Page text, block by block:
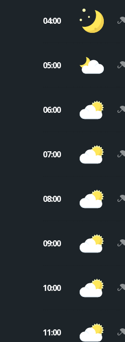
04:00
05:00
06:00
07:00
08:00
09:00
10:00
11:00